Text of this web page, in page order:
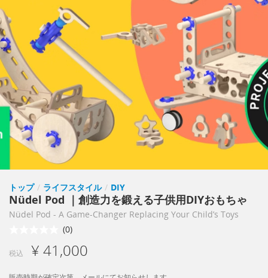
トップ / ライフスタイル / DIY
Nüdel Pod ｜創造力を鍛える子供用DIYおもちゃ
Nüdel Pod - A Game-Changer Replacing Your Child’s Toys
(0)
税込 ¥ 41,000